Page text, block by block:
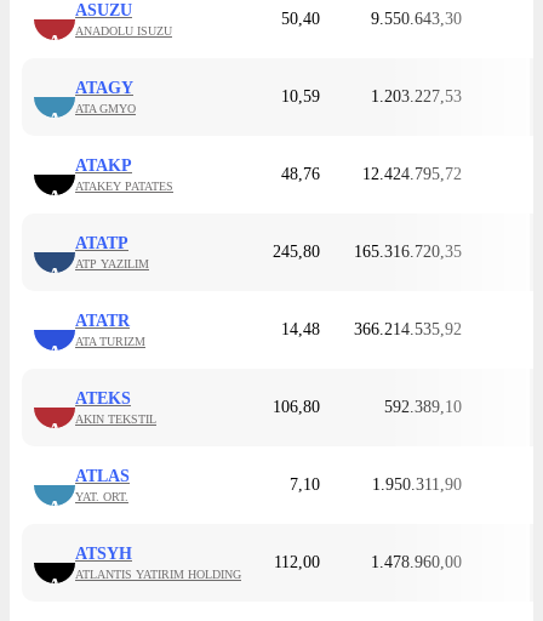
A
ASUZU
ANADOLU ISUZU
50,40 9.550.643,30
A
ATAGY
ATA GMYO
10,59 1.203.227,53
A
ATAKP
ATAKEY PATATES
48,76 12.424.795,72
A
ATATP
ATP YAZILIM
245,80 165.316.720,35
A
ATATR
ATA TURIZM
14,48 366.214.535,92
A
ATEKS
AKIN TEKSTIL
106,80 592.389,10
A
ATLAS
YAT. ORT.
7,10 1.950.311,90
A
ATSYH
ATLANTIS YATIRIM HOLDING
112,00 1.478.960,00